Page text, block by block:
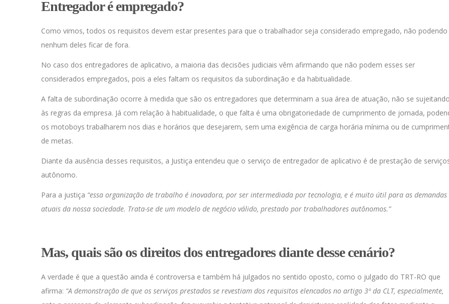
Entregador é empregado?
Como vimos, todos os requisitos devem estar presentes para que o trabalhador seja considerado empregado, não podendo
nenhum deles ficar de fora.
No caso dos entregadores de aplicativo, a maioria das decisões judiciais vêm afirmando que não podem esses ser
considerados empregados, pois a eles faltam os requisitos da subordinação e da habitualidade.
A falta de subordinação ocorre à medida que são os entregadores que determinam a sua área de atuação, não se
às regras da empresa. Já com relação à habitualidade, o que falta é uma obrigatoriedade de cumprimento de jornada,
os motoboys trabalharem nos dias e horários que desejarem, sem uma exigência de carga horária mínima ou de
de metas.
Diante da ausência desses requisitos, a Justiça entendeu que o serviço de entregador de aplicativo é de prestação de
autônomo.
Para a justiça “essa organização de trabalho é inovadora, por ser intermediada por tecnologia, e é muito útil para as demandas
atuais da nossa sociedade. Trata-se de um modelo de negócio válido, prestado por trabalhadores autônomos.”
Mas, quais são os direitos dos entregadores diante desse cenário?
A verdade é que a questão ainda é controversa e também há julgados no sentido oposto, como o julgado do TRT-RO que
afirma: “A demonstração de que os serviços prestados se revestiam dos requisitos elencados no artigo 3º da CLT, especialmente,